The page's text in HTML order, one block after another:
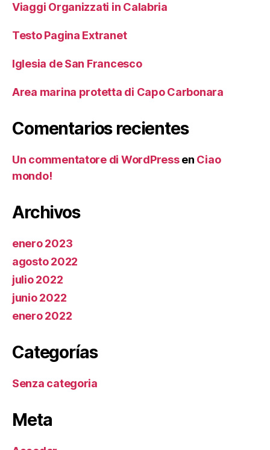
Viaggi Organizzati in Calabria
Testo Pagina Extranet
Iglesia de San Francesco
Area marina protetta di Capo Carbonara
Comentarios recientes
Un commentatore di WordPressen Ciao
mondo!
Archivos
enero 2023
agosto 2022
julio 2022
junio 2022
enero 2022
Categorías
Senza categoria
Meta